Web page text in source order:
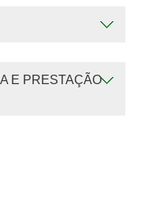
E PRESTAÇÃO